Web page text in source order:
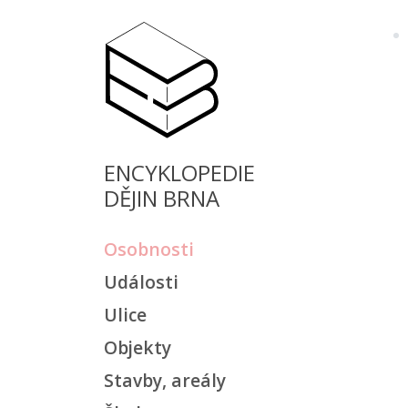
ENCYKLOPEDIE
DĚJIN BRNA
Osobnosti
Události
Ulice
Objekty
Stavby, areály